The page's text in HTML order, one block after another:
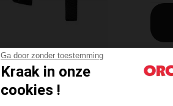
Ga door zonder toestemming
Kraak in onze
cookies !